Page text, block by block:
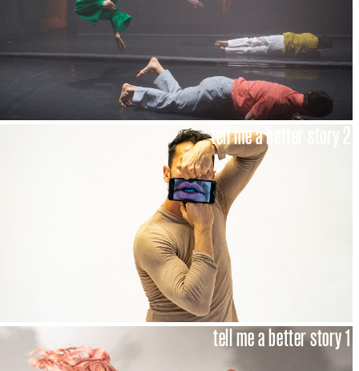
tell me a better story 2
tell me a better story 1